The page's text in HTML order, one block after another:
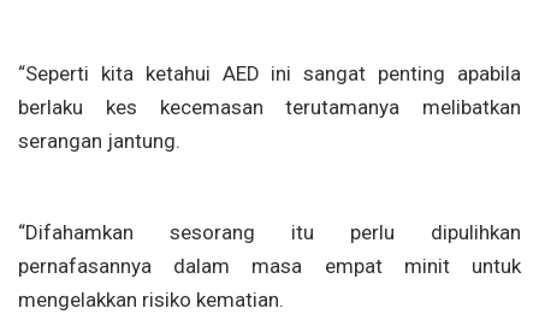
“Seperti kita ketahui AED ini sangat penting apabila
berlaku kes kecemasan terutamanya melibatkan
serangan jantung.
“Difahamkan sesorang itu perlu dipulihkan
pernafasannya dalam masa empat minit untuk
mengelakkan risiko kematian.